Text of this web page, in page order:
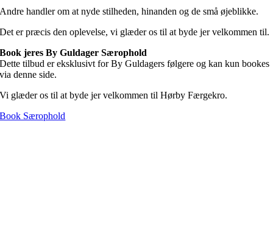
Andre handler om at nyde stilheden, hinanden og de små øjeblikke.
Det er præcis den oplevelse, vi glæder os til at byde jer velkommen til.
Book jeres By Guldager Særophold
Dette tilbud er eksklusivt for By Guldagers følgere og kan kun bookes
via denne side.
Vi glæder os til at byde jer velkommen til Hørby Færgekro.
Book Særophold